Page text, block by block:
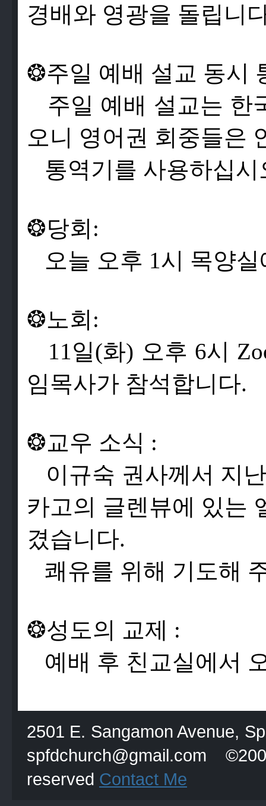
경배와 영광을 돌립 니
❂주일 예배 설 교 동시
주일 예배 설 교는 한
오니 영어 권 회중들은
통역 기를 사용하십시
❂당회 :
오늘 오후 1시 목양실
❂노회 :
11일(화) 오후 6시
임목사가 참석 합니 다.
❂교우 소식 :
이규숙 권사께서 지
카고의 글렌뷰에 있는
겼습니 다.
쾌유를 위해 기 도해
❂성도의 교제 :
예배 후 친 교실에서
2501 E. Sangamon Avenue,
spfdchurch@gmail.com
reserved Contact Me